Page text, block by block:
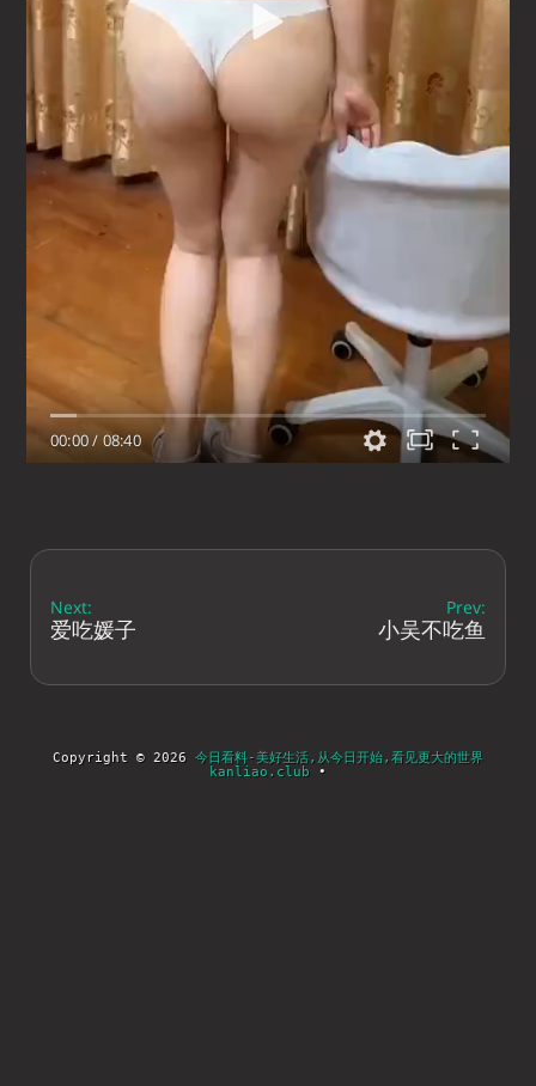
00:00/ 08:40
Next:
爱吃媛子
Prev:
小吴不吃鱼
Copyright © 2026 今日看料-美好生活,从今日开始,看见更大的世界
kanliao.club •